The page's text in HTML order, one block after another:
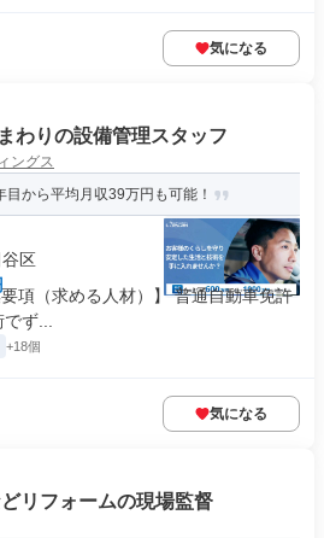
気になる
わりの設備管理スタッフ
ングス
から平均月収39万円も可能！
区
項（求める人材）】 普通自動車免許
ず...
+18個
気になる
リフォームの現場監督